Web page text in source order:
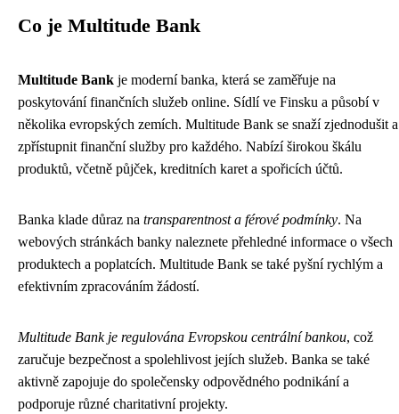
Co je Multitude Bank
Multitude Bank je moderní banka, která se zaměřuje na
poskytování finančních služeb online. Sídlí ve Finsku a působí v
několika evropských zemích. Multitude Bank se snaží zjednodušit a
zpřístupnit finanční služby pro každého. Nabízí širokou škálu
produktů, včetně půjček, kreditních karet a spořicích účtů.
Banka klade důraz na transparentnost a férové ​​podmínky. Na
webových stránkách banky naleznete přehledné informace o všech
produktech a poplatcích. Multitude Bank se také pyšní rychlým a
efektivním zpracováním žádostí.
Multitude Bank je regulována Evropskou centrální bankou, což
zaručuje bezpečnost a spolehlivost jejích služeb. Banka se také
aktivně zapojuje do společensky odpovědného podnikání a
podporuje různé charitativní projekty.